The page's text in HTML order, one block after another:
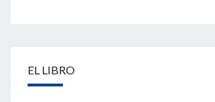
EL LIBRO